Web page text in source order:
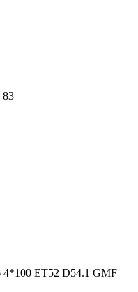
83
4*100 ET52 D54.1 GMF